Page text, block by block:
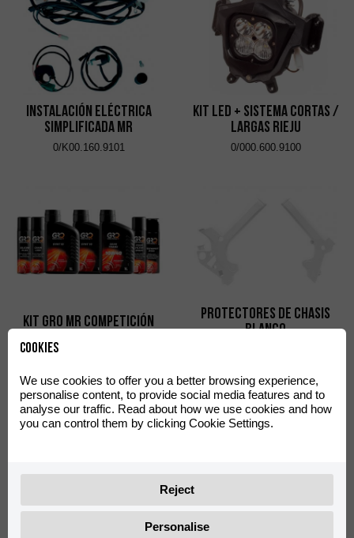
Instalación Eléctrica
Simplificada MR
0/K00.160.9101
Kit Led + Sistema Cortas /
Largas Rieju
0/000.600.9100
Kit GRO MR Competición
0/K00.021.9100
Protectores de Chasis
Blanco
Tirador Eje Delantero MR
Punteras Pedal Freno
Factory Racing Aluminio
Cookies
We use cookies to offer you a better browsing experience,
personalise content, to provide social media features and to
analyse our traffic. Read about how we use cookies and how
you can control them by clicking Cookie Settings.
Reject
Personalise